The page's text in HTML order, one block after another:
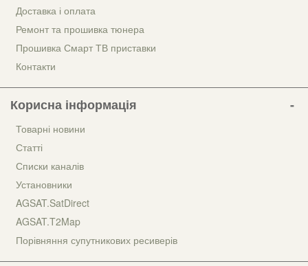
Доставка і оплата
Ремонт та прошивка тюнера
Прошивка Смарт ТВ приставки
Контакти
Корисна інформація
Товарні новини
Статті
Списки каналів
Установники
AGSAT.SatDirect
AGSAT.T2Map
Порівняння супутникових ресиверів